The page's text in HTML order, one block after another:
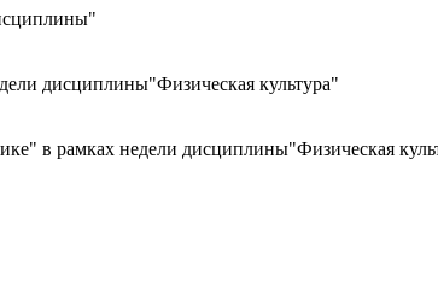
дисциплины"Физическая культура"
в рамках недели дисциплины"Физическая